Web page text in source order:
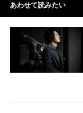
あわせて読みたい